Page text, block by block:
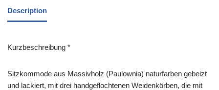
Description
Kurzbeschreibung *
Sitzkommode aus Massivholz (Paulownia) naturfarben gebeizt
und lackiert, mit drei handgeflochtenen Weidenkörben, die mit